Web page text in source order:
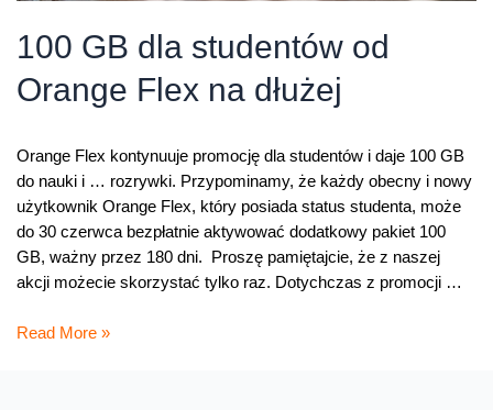
100 GB dla studentów od
Orange Flex na dłużej
Orange Flex kontynuuje promocję dla studentów i daje 100 GB
do nauki i … rozrywki. Przypominamy, że każdy obecny i nowy
użytkownik Orange Flex, który posiada status studenta, może
do 30 czerwca bezpłatnie aktywować dodatkowy pakiet 100
GB, ważny przez 180 dni. Proszę pamiętajcie, że z naszej
akcji możecie skorzystać tylko raz. Dotychczas z promocji …
100
Read More »